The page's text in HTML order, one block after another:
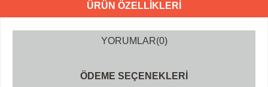
ÜRÜN ÖZELLIKLERI
YORUMLAR(0)
ÖDEME SEÇENEKLERI